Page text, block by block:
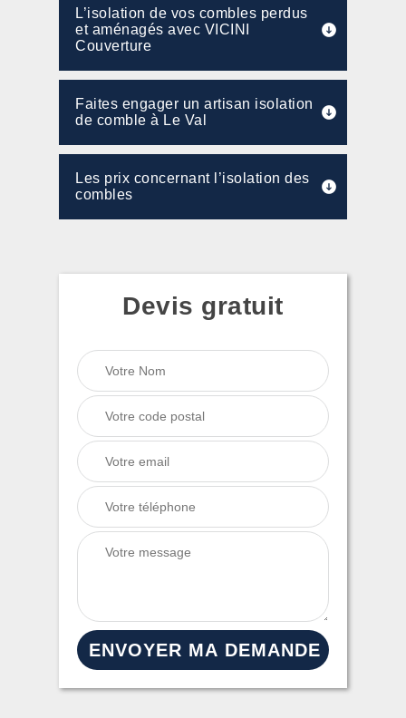
L’isolation de vos combles perdus
et aménagés avec VICINI
Couverture
Faites engager un artisan isolation
de comble à Le Val
Les prix concernant l’isolation des
combles
Devis gratuit